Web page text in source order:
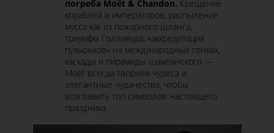
погреба Moёt & Chandon. Крещение
кораблей и императоров, распыление
мусса как из пожарного шланга,
триумфы Голливуда, «аккредитация
пузырьков» на международных гонках,
каскады и пирамиды шампанского —
Moёt всегда творили чудеса и
элегантные чудачества, чтобы
возглавить топ символов настоящего
праздника.